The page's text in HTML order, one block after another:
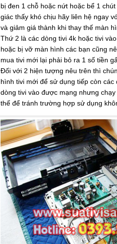
bị đen 1 chỗ hoặc nứt hoặc bể 1
giác thấy khó chịu hãy liên hệ ngay
và giảm giá thành khi thay thế màn
Thứ 2 là các dòng tivi 4k hoặc tivi
hoặc bị vỡ màn hình các bạn cũng
mua tivi mới lại phải bỏ ra 1 số tiền
Đối với 2 hiện tượng nêu trên thì
hình tivi mới để sử dụng tiếp còn
dòng tivi vào được mạng nhưng
thế để tránh trường hợp sử dụng